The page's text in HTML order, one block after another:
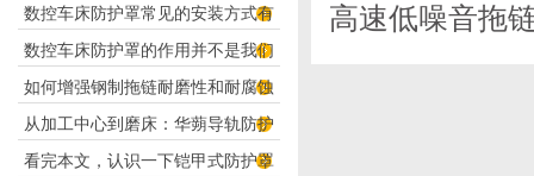
数控车床防护罩常见的安装方式有
哪些？
数控车床防护罩的作用并不是我们
想象的那么简单
如何增强钢制拖链耐磨性和耐腐蚀
性？
从加工中心到磨床：华蒴导轨防护
罩的选型与使用要点
看完本文，认识一下铠甲式防护罩
高速低噪音拖